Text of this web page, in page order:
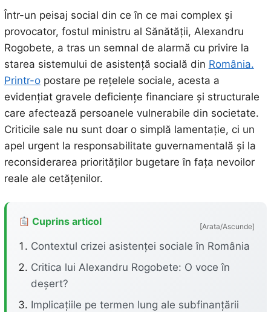
Într-un peisaj social din ce în ce mai complex și
provocator, fostul ministru al Sănătății, Alexandru
Rogobete, a tras un semnal de alarmă cu privire la
starea sistemului de asistență socială din România.
Printr-opostare pe rețelele sociale, acesta a
evidențiat gravele deficiențe financiare și structurale
care afectează persoanele vulnerabile din societate.
Criticile sale nu sunt doar o simplă lamentație, ci un
apel urgent la responsabilitate guvernamentală și la
reconsiderarea priorităților bugetare în fața nevoilor
reale ale cetățenilor.
Cuprins articol [Arata/Ascunde]
Contextul crizei asistenței sociale în România
Critica lui Alexandru Rogobete: O voce în
deșert?
Implicațiile pe termen lung ale subfinanțării